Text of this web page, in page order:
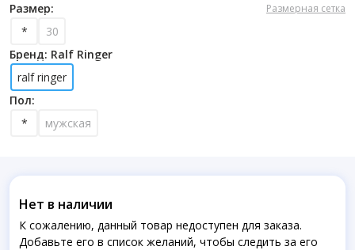
Размер: Размерная сетка
*
30
Бренд: Ralf Ringer
ralf ringer
Пол:
*
мужская
Нет в наличии
К сожалению, данный товар недоступен для заказа.
Добавьте его в список желаний, чтобы следить за его